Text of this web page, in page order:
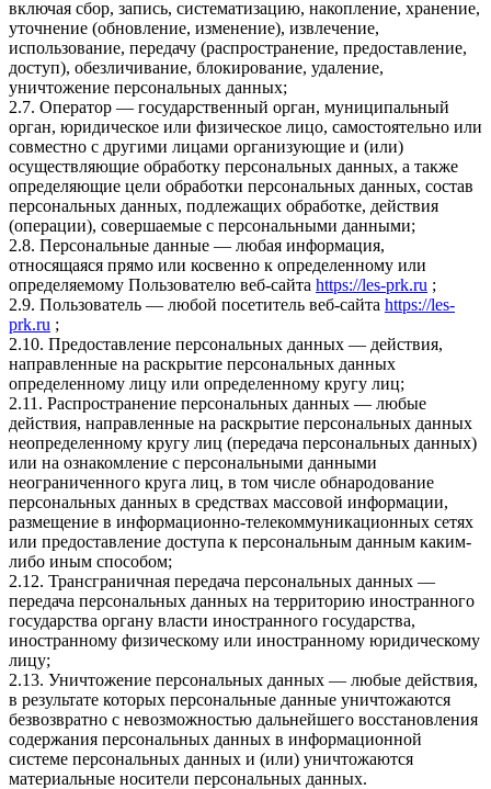
включая сбор, запись, систематизацию, накопление, хранение,
уточнение (обновление, изменение), извлечение,
использование, передачу (распространение, предоставление,
доступ), обезличивание, блокирование, удаление,
уничтожение персональных данных;
2.7. Оператор — государственный орган, муниципальный
орган, юридическое или физическое лицо, самостоятельно или
совместно с другими лицами организующие и (или)
осуществляющие обработку персональных данных, а также
определяющие цели обработки персональных данных, состав
персональных данных, подлежащих обработке, действия
(операции), совершаемые с персональными данными;
2.8. Персональные данные — любая информация,
относящаяся прямо или косвенно к определенному или
определяемому Пользователю веб-сайта https://les-prk.ru ;
2.9. Пользователь — любой посетитель веб-сайта https://les-
prk.ru ;
2.10. Предоставление персональных данных — действия,
направленные на раскрытие персональных данных
определенному лицу или определенному кругу лиц;
2.11. Распространение персональных данных — любые
действия, направленные на раскрытие персональных данных
неопределенному кругу лиц (передача персональных данных)
или на ознакомление с персональными данными
неограниченного круга лиц, в том числе обнародование
персональных данных в средствах массовой информации,
размещение в информационно-телекоммуникационных сетях
или предоставление доступа к персональным данным каким-
либо иным способом;
2.12. Трансграничная передача персональных данных —
передача персональных данных на территорию иностранного
государства органу власти иностранного государства,
иностранному физическому или иностранному юридическому
лицу;
2.13. Уничтожение персональных данных — любые действия,
в результате которых персональные данные уничтожаются
безвозвратно с невозможностью дальнейшего восстановления
содержания персональных данных в информационной
системе персональных данных и (или) уничтожаются
материальные носители персональных данных.